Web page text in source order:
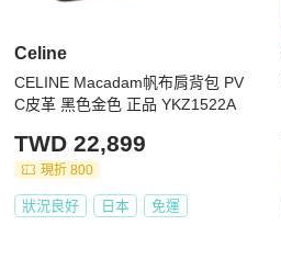
Celine
CELINE Macadam帆布肩背包 PV
C皮革 黑色金色 正品 YKZ1522A
TWD 22,899
現折 800
狀況良好 日本 免運